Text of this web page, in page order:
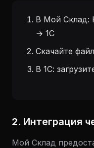
В Мой Склад:
→ 1С
Скачайте
В 1С:
2. Интеграция
Мой Склад